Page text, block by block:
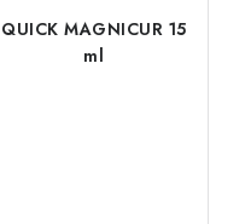
QUICK MAGNICUR 15
ml